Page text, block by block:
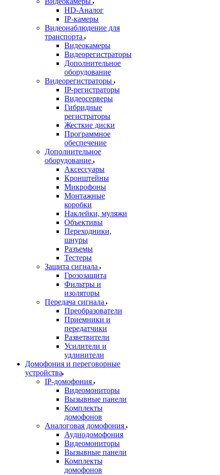
HD-Аналог
IP-камеры
Видеонаблюдение для
транспорта
Видеокамеры
Видеорегистраторы
Дополнительное
оборудование
Видеорегистраторы
IP-регистраторы
Видеосерверы
Гибридные
регистраторы
Жесткие диски
Программное
обеспечение
Дополнительное
оборудование
Аксессуары
Кронштейны
Микрофоны
Монтажные
коробки
Наклейки, муляжи
Объективы
Переходники,
шнуры
Разъемы
Тестеры
Защита сигнала
Грозозащита
Фильтры и
изоляторы
Передача сигнала
Преобразователи
Приемники и
передатчики
Разветвители
Усилители и
удлинители
Домофония и переговорные
устройства
IP-домофония
Видеомониторы
Вызывные панели
Комплекты
домофонов
Аналоговая домофония
Аудиодомофония
Видеомониторы
Вызывные панели
Комплекты
домофонов